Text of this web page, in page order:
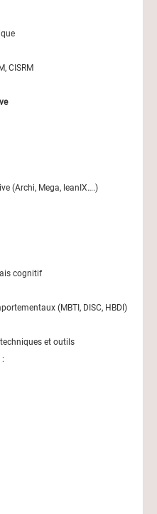
CISRM
(Archi, Mega, leanIX….)
cognitif
(MBTI, DISC, HBDI)
et outils